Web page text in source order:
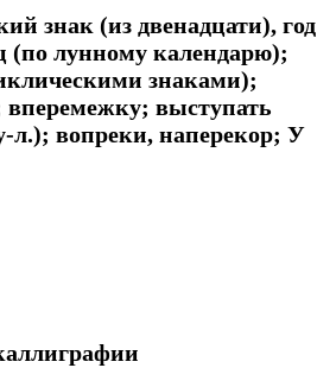
знак (из двенадцати), год
(по лунному календарю);
знаками);
вперемежку; выступать
л.); вопреки, наперекор; У